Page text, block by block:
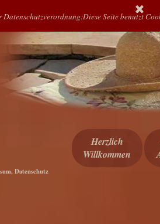
Datenschutzverordnung:Diese Seite benutzt
Herzlich
Willkommen
Datenschutz